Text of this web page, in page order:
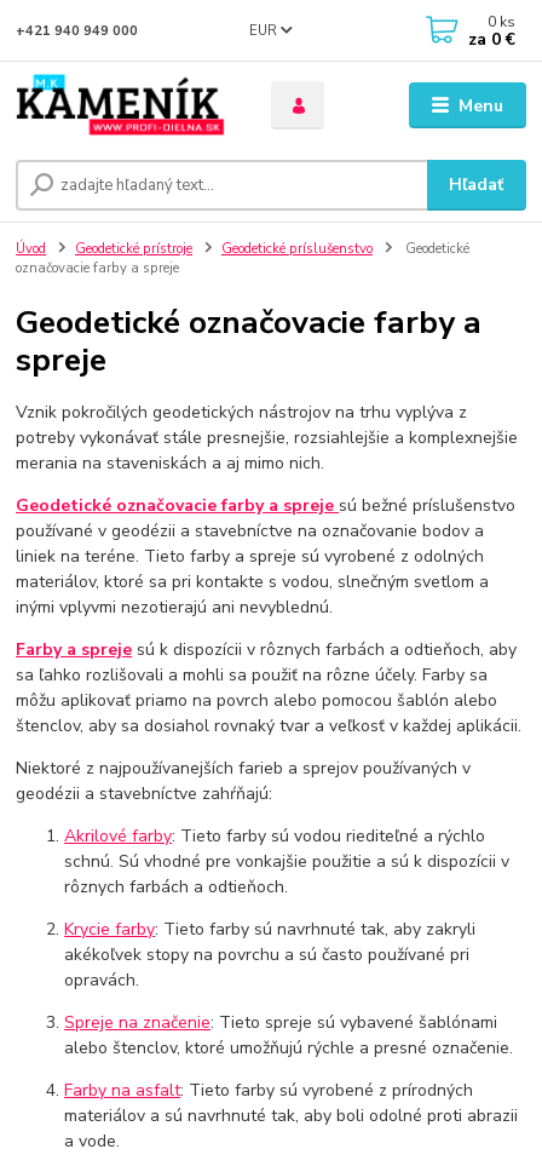
Menu
EUR
Hľadať
+421 940 949 000 0 ks
za 0 €
Úvod Geodetické prístroje Geodetické príslušenstvo
Geodetické
označovacie farby a spreje
Geodetické označovacie farby a
spreje
Vznik pokročilých geodetických nástrojov na trhu vyplýva z
potreby vykonávať stále presnejšie, rozsiahlejšie a komplexnejšie
merania na staveniskách a aj mimo nich.
Geodetické označovacie farby a spreje sú bežné príslušenstvo
používané v geodézii a stavebníctve na označovanie bodov a
liniek na teréne. Tieto farby a spreje sú vyrobené z odolných
materiálov, ktoré sa pri kontakte s vodou, slnečným svetlom a
inými vplyvmi nezotierajú ani nevyblednú.
Farby a spreje sú k dispozícii v rôznych farbách a odtieňoch, aby
sa ľahko rozlišovali a mohli sa použiť na rôzne účely. Farby sa
môžu aplikovať priamo na povrch alebo pomocou šablón alebo
štenclov, aby sa dosiahol rovnaký tvar a veľkosť v každej aplikácii.
Niektoré z najpoužívanejších farieb a sprejov používaných v
geodézii a stavebníctve zahŕňajú:
Akrilové farby: Tieto farby sú vodou riediteľné a rýchlo
schnú. Sú vhodné pre vonkajšie použitie a sú k dispozícii v
rôznych farbách a odtieňoch.
Krycie farby: Tieto farby sú navrhnuté tak, aby zakryli
akékoľvek stopy na povrchu a sú často používané pri
opravách.
Spreje na značenie: Tieto spreje sú vybavené šablónami
alebo štenclov, ktoré umožňujú rýchle a presné označenie.
Farby na asfalt: Tieto farby sú vyrobené z prírodných
materiálov a sú navrhnuté tak, aby boli odolné proti abrazii
a vode.